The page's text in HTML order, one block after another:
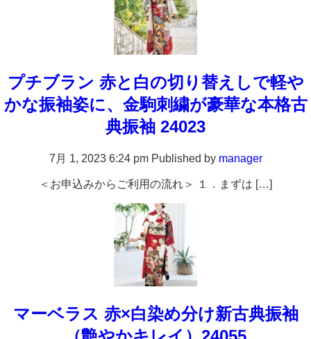
プチブラン 赤と白の切り替えしで軽や
かな振袖姿に、金駒刺繍が豪華な本格古
典振袖 24023
7月 1, 2023 6:24 pm Published by manager
＜お申込みからご利用の流れ＞ １．まずは […]
マーベラス 赤×白染め分け新古典振袖